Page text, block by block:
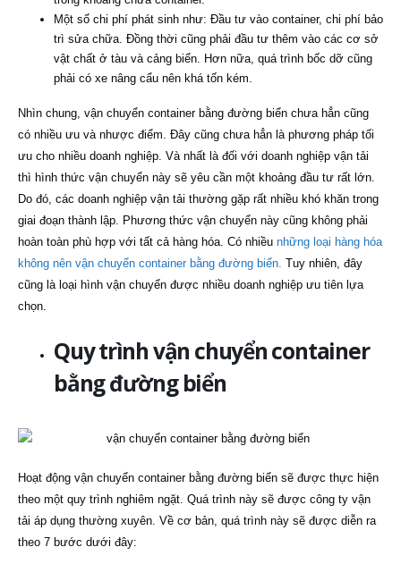
Một số chi phí phát sinh như: Đầu tư vào container, chi phí bảo
trì sửa chữa. Đồng thời cũng phải đầu tư thêm vào các cơ sở
vật chất ở tàu và cảng biển. Hơn nữa, quá trình bốc dỡ cũng
phải có xe nâng cẩu nên khá tốn kém.
Nhìn chung, vận chuyển container bằng đường biển chưa hẳn cũng
có nhiều ưu và nhược điểm. Đây cũng chưa hẳn là phương pháp tối
ưu cho nhiều doanh nghiệp. Và nhất là đối với doanh nghiệp vận tải
thì hình thức vận chuyển này sẽ yêu cần một khoảng đầu tư rất lớn.
Do đó, các doanh nghiệp vận tải thường gặp rất nhiều khó khăn trong
giai đoạn thành lập. Phương thức vận chuyển này cũng không phải
hoàn toàn phù hợp với tất cả hàng hóa. Có nhiều những loại hàng hóa
không nên vận chuyển container bằng đường biển. Tuy nhiên, đây
cũng là loại hình vận chuyển được nhiều doanh nghiệp ưu tiên lựa
chọn.
Quy trình vận chuyển container
bằng đường biển
Hoạt động vận chuyển container bằng đường biển sẽ được thực hiện
theo một quy trình nghiêm ngặt. Quá trình này sẽ được công ty vận
tải áp dụng thường xuyên. Về cơ bản, quá trình này sẽ được diễn ra
theo 7 bước dưới đây: